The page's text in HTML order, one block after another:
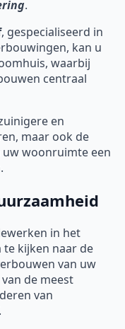
.
, gespecialiseerd in
kan u
waarbij
centraal
en
maar ook de
woonruimte een
in het
kijken naar de
van uw
de meest
van